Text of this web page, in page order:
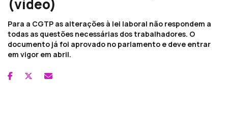
(vídeo)
Para a CGTP as alterações à lei laboral não respondem a
todas as questões necessárias dos trabalhadores. O
documento já foi aprovado no parlamento e deve entrar
em vigor em abril.